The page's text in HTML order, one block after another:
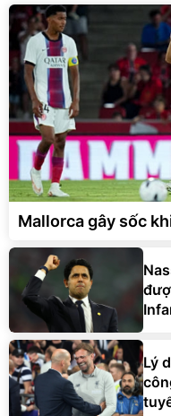
Mallorca gây sốc
Lý